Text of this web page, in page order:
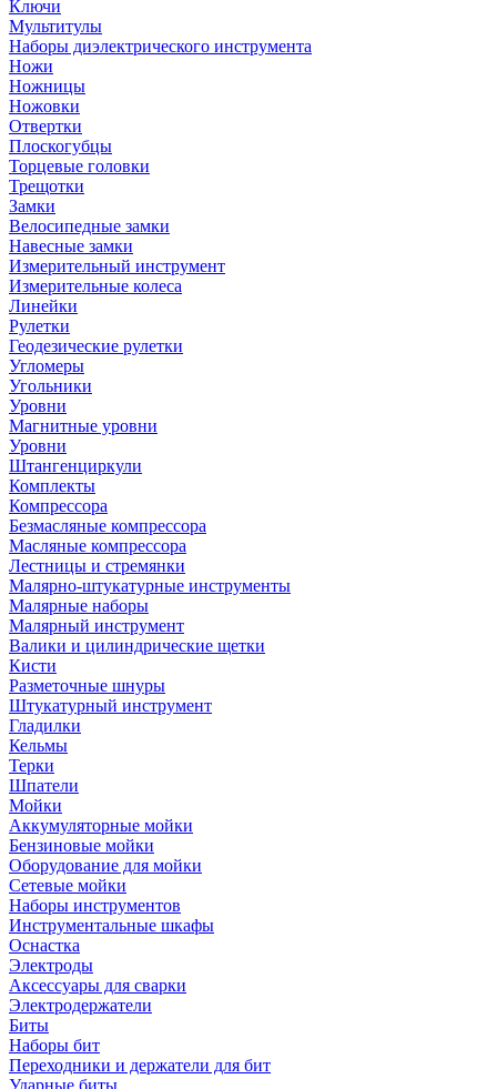
Ключи
Мультитулы
Наборы диэлектрического инструмента
Ножи
Ножницы
Ножовки
Отвертки
Плоскогубцы
Торцевые головки
Трещотки
Замки
Велосипедные замки
Навесные замки
Измерительный инструмент
Измерительные колеса
Линейки
Рулетки
Геодезические рулетки
Угломеры
Угольники
Уровни
Магнитные уровни
Уровни
Штангенциркули
Комплекты
Компрессора
Безмасляные компрессора
Масляные компрессора
Лестницы и стремянки
Малярно-штукатурные инструменты
Малярные наборы
Малярный инструмент
Валики и цилиндрические щетки
Кисти
Разметочные шнуры
Штукатурный инструмент
Гладилки
Кельмы
Терки
Шпатели
Мойки
Аккумуляторные мойки
Бензиновые мойки
Оборудование для мойки
Сетевые мойки
Наборы инструментов
Инструментальные шкафы
Оснастка
Электроды
Аксессуары для сварки
Электродержатели
Биты
Наборы бит
Переходники и держатели для бит
Ударные биты